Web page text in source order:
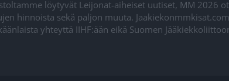
löytyvät Leijonat-aiheiset uutiset, MM 2026
hinnoista sekä paljon muuta.
yhteyttä IIHF:ään eikä Suomen